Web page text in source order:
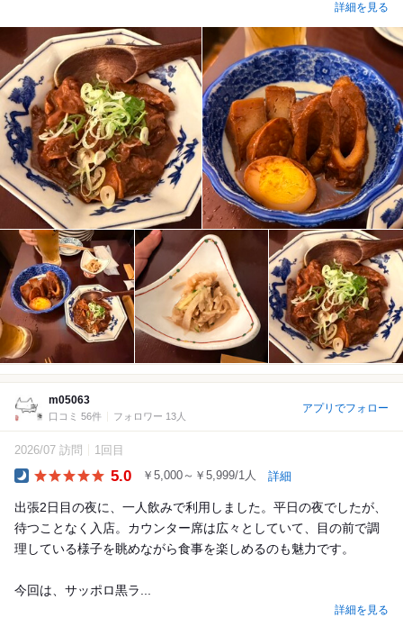
詳細を見る
m05063
口コミ 56件 フォロワー 13人
アプリでフォロー
2026/07 訪問 1回目
5.0 ￥5,000～￥5,999/1人 詳細
出張2日目の夜に、一人飲みで利用しました。平日の夜でしたが、
待つことなく入店。カウンター席は広々としていて、目の前で調
理している様子を眺めながら食事を楽しめるのも魅力です。
今回は、サッポロ黒ラ...
詳細を見る